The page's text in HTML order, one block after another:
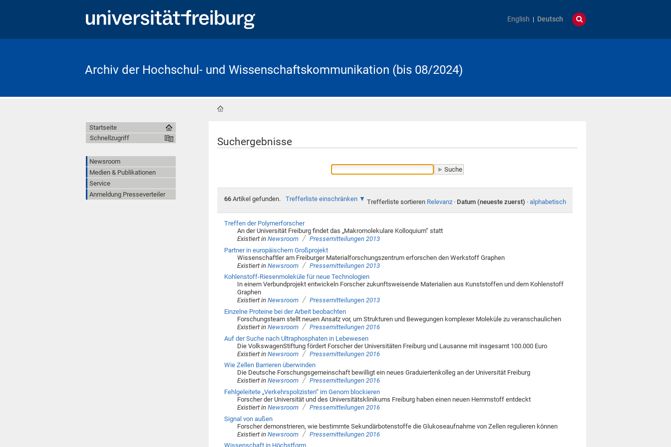
English Deutsch
Archiv der Hochschul- und Wissenschaftskommunikation (bis 08/2024)
Suchergebnisse
66Artikel gefunden. Trefferliste einschränken Trefferliste sortieren Relevanz · Datum (neueste zuerst) · alphabetisch
Treffen der Polymerforscher
An der Universität Freiburg findet das „Makromolekulare Kolloquium“ statt
Existiert in Newsroom / Pressemitteilungen 2013
Partner in europäischem Großprojekt
Wissenschaftler am Freiburger Materialforschungszentrum erforschen den Werkstoff Graphen
Existiert in Newsroom / Pressemitteilungen 2013
Kohlenstoff-Riesenmoleküle für neue Technologien
In einem Verbundprojekt entwickeln Forscher zukunftsweisende Materialien aus Kunststoffen und dem Kohlenstoff
Graphen
Existiert in Newsroom / Pressemitteilungen 2013
Einzelne Proteine bei der Arbeit beobachten
Forschungsteam stellt neuen Ansatz vor, um Strukturen und Bewegungen komplexer Moleküle zu veranschaulichen
Existiert in Newsroom / Pressemitteilungen 2016
Auf der Suche nach Ultraphosphaten in Lebewesen
Die VolkswagenStiftung fördert Forscher der Universitäten Freiburg und Lausanne mit insgesamt 100.000 Euro
Existiert in Newsroom / Pressemitteilungen 2016
Wie Zellen Barrieren überwinden
Die Deutsche Forschungsgemeinschaft bewilligt ein neues Graduiertenkolleg an der Universität Freiburg
Existiert in Newsroom / Pressemitteilungen 2016
Fehlgeleitete „Verkehrspolizisten“ im Genom blockieren
Forscher der Universität und des Universitätsklinikums Freiburg haben einen neuen Hemmstoff entdeckt
Existiert in Newsroom / Pressemitteilungen 2016
Signal von außen
Forscher demonstrieren, wie bestimmte Sekundärbotenstoffe die Glukoseaufnahme von Zellen regulieren können
Existiert in Newsroom / Pressemitteilungen 2016
Wissenschaft in Höchstform
Startseite
Schnellzugriff
Newsroom
Medien & Publikationen
Service
Anmeldung Presseverteiler